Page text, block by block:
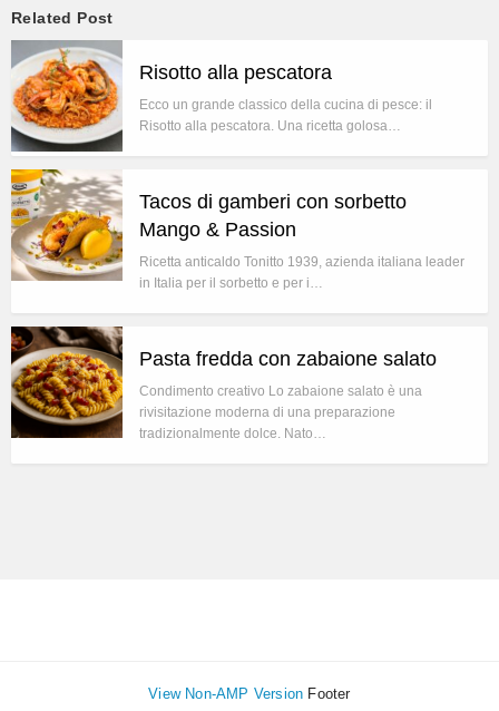
Related Post
Risotto alla pescatora
Ecco un grande classico della cucina di pesce: il
Risotto alla pescatora. Una ricetta golosa…
Tacos di gamberi con sorbetto
Mango & Passion
Ricetta anticaldo Tonitto 1939, azienda italiana leader
in Italia per il sorbetto e per i…
Pasta fredda con zabaione salato
Condimento creativo Lo zabaione salato è una
rivisitazione moderna di una preparazione
tradizionalmente dolce. Nato…
View Non-AMP Version Footer